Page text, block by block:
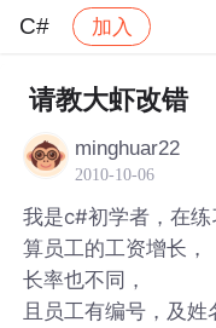
C# 加入
社区 C# 帖子
请教大虾改错
minghuar22
2010-10-06
我是c#初学者，在
算员工的工资增长，
长率也不同，
且员工有编号，及